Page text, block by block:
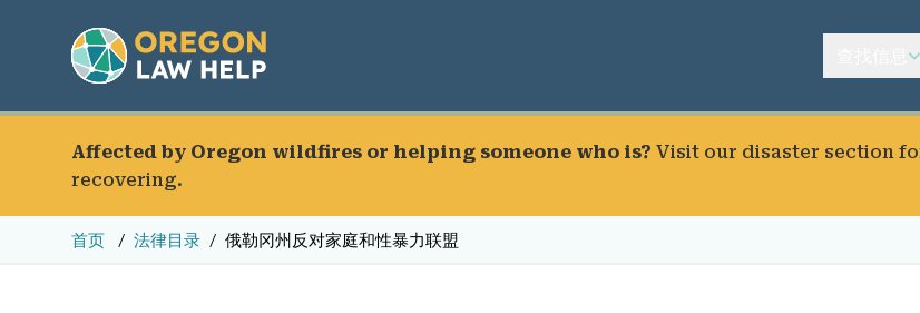
Affected by Oregon wildfires or helping someone who is? Visit our disaster section
recovering.
首页 法律目录 俄勒冈州反对家庭和性暴力联盟